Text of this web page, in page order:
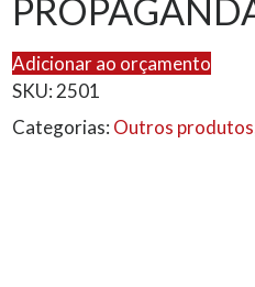
Adicionar ao orçamento
SKU: 2501
Categorias: Outros produtos